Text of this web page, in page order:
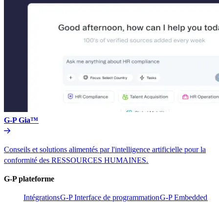
G-P Gia™​​
Conseils et solutions alimentés par l'intelligence artificielle pour la
conformité des RESSOURCES HUMAINES.​​
G-P plateforme​​
Intégrations​​G-P Interface de programmation​​G-P Embedded​​